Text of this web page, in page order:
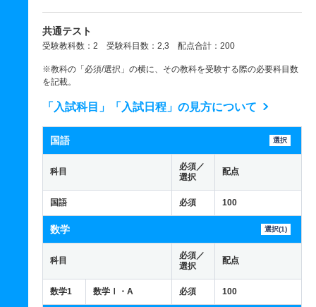
共通テスト
受験教科数：2 受験科目数：2,3 配点合計：200
※教科の「必須/選択」の横に、その教科を受験する際の必要科目数
を記載。
「入試科目」「入試日程」の見方について
国語 選択
科目
必須／
選択
配点
国語 必須 100
数学 選択(1)
科目
必須／
選択
配点
数学1 数学Ⅰ・A 必須 100